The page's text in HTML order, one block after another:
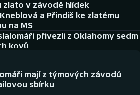
zlato v závodě hlídek
a Přindiš ke zlatému
na MS
přivezli z Oklahomy sedm
kovů
mají z týmových závodů
sbírku